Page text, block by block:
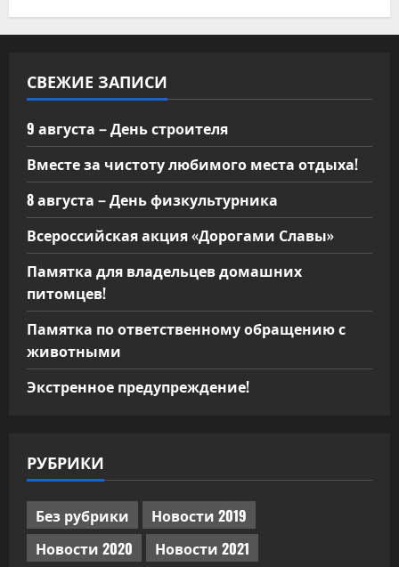
СВЕЖИЕ ЗАПИСИ
9 августа – День строителя
Вместе за чистоту любимого места отдыха!
8 августа – День физкультурника
Всероссийская акция «Дорогами Славы»
Памятка для владельцев домашних
питомцев!
Памятка по ответственному обращению с
животными
Экстренное предупреждение!
РУБРИКИ
Без рубрики
Новости 2019
Новости 2020
Новости 2021